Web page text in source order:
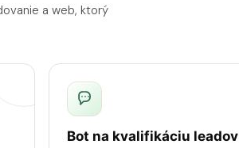
a web, ktorý
Bot na kvalifikáciu leadov